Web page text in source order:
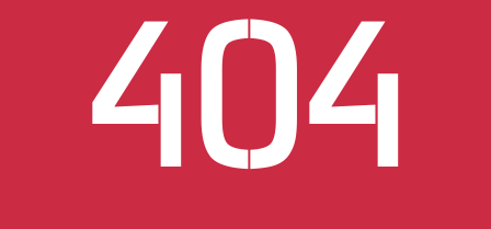
404